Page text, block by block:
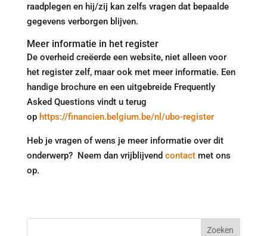
raadplegen en hij/zij kan zelfs vragen dat bepaalde
gegevens verborgen blijven.
Meer informatie in het register
De overheid creëerde een website, niet alleen voor
het register zelf, maar ook met meer informatie. Een
handige brochure en een uitgebreide Frequently
Asked Questions vindt u terug
op https://financien.belgium.be/nl/ubo-register
Heb je vragen of wens je meer informatie over dit
onderwerp? Neem dan vrijblijvend contact met ons
op.